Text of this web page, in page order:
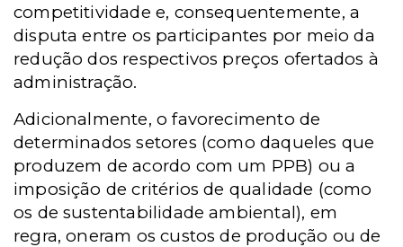
competitividade e, consequentemente, a
disputa entre os participantes por meio da
redução dos respectivos preços ofertados à
administração.
Adicionalmente, o favorecimento de
determinados setores (como daqueles que
produzem de acordo com um PPB) ou a
imposição de critérios de qualidade (como
os de sustentabilidade ambiental), em
regra, oneram os custos de produção ou de